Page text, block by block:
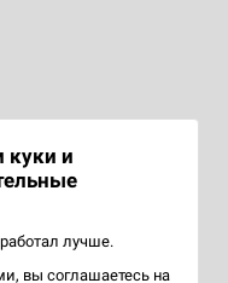
куки и
лучше.
вы соглашаетесь на